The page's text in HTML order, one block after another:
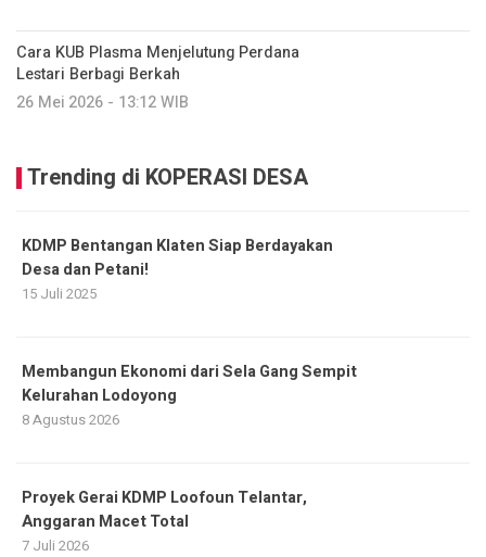
Cara KUB Plasma Menjelutung Perdana
Lestari Berbagi Berkah
26 Mei 2026 - 13:12 WIB
Trending di KOPERASI DESA
KDMP Bentangan Klaten Siap Berdayakan
Desa dan Petani!
15 Juli 2025
Membangun Ekonomi dari Sela Gang Sempit
Kelurahan Lodoyong
8 Agustus 2026
Proyek Gerai KDMP Loofoun Telantar,
Anggaran Macet Total
7 Juli 2026